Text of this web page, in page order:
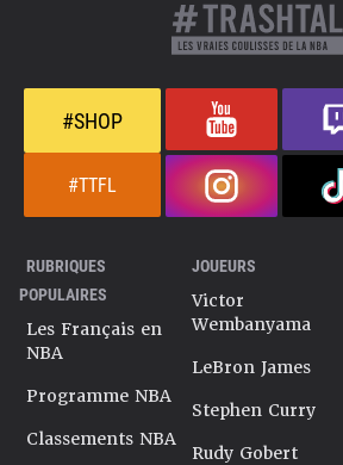
#SHOP
#TTFL
RUBRIQUES
POPULAIRES
Les Français en
NBA
Programme NBA
Classements NBA
JOUEURS
Victor
Wembanyama
LeBron James
Stephen Curry
Rudy Gobert